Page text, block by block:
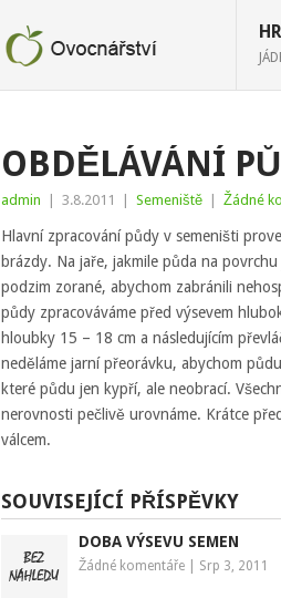
OBDĚLÁVÁNÍ
admin 3.8.2011 Semeniště Žádné
Hlavní zpracování půdy v semeništi
brázdy. Na jaře, jakmile půda na
podzim zorané, abychom zabránili
půdy zpracováváme před výsevem
hloubky 15 – 18 cm a následujícím
neděláme jarní přeorávku, abychom
které půdu jen kypří, ale neobrací.
nerovnosti pečlivě urovnáme. Krátce
válcem.
SOUVISEJÍCÍ PŘÍSPĚVKY
DOBA VÝSEVU SEMEN
Žádné komentáře Srp 3, 2011